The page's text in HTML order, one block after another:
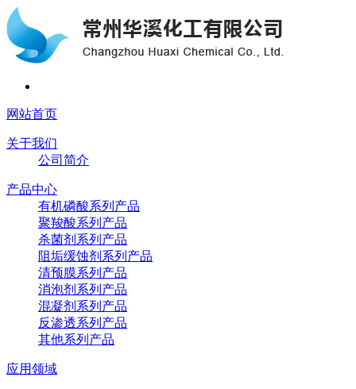
网站首页
关于我们
公司简介
产品中心
有机磷酸系列产品
聚羧酸系列产品
杀菌剂系列产品
阻垢缓蚀剂系列产品
清预膜系列产品
消泡剂系列产品
混凝剂系列产品
反渗透系列产品
其他系列产品
应用领域